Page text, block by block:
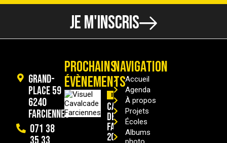
JE M'INSCRIS
Grand-
Place 59
6240
Farciennes
071 38
PROCHAINS
ÉVÈNEMENTS
Divers
Cavalcade
de
Farciennes
2026
NAVIGATION
Accueil
Agenda
À propos
Projets
Écoles
Albums